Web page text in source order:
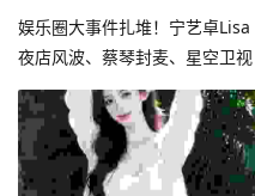
娱乐圈大事件扎堆！宁艺卓Lisa
夜店风波、蔡琴封麦、星空卫视
停播个个炸热搜